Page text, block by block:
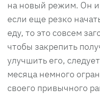
на новый режим. Он и
если еще резко
еду, то это совсем
чтобы закрепить
улучшить его,
месяца немного
своего привычного